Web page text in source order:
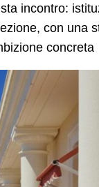
incontro:
con una
concreta